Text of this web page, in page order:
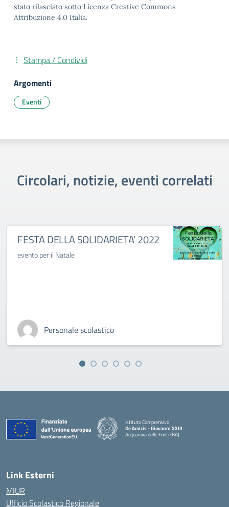
stato rilasciato sotto Licenza Creative Commons
Attribuzione 4.0 Italia.
Stampa / Condividi
Argomenti
Eventi
Circolari, notizie, eventi correlati
FESTA DELLA SOLIDARIETA’ 2022
evento per il Natale
Personale scolastico
Istituto Comprensivo
De Amicis - Giovanni XXIII
Acquaviva delle Fonti (BA)
— Visita la pagina iniziale della scuola
Link Esterni
MIUR
Ufficio Scolastico Regionale